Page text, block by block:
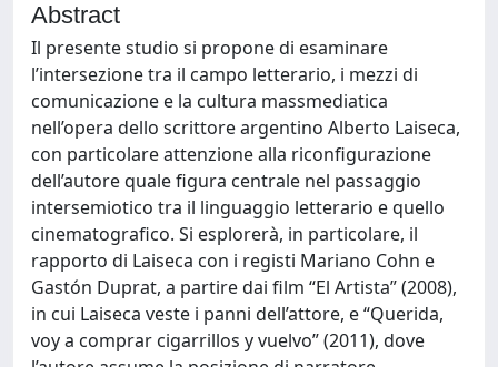
Abstract
Il presente studio si propone di esaminare
l’intersezione tra il campo letterario, i mezzi di
comunicazione e la cultura massmediatica
nell’opera dello scrittore argentino Alberto Laiseca,
con particolare attenzione alla riconfigurazione
dell’autore quale figura centrale nel passaggio
intersemiotico tra il linguaggio letterario e quello
cinematografico. Si esplorerà, in particolare, il
rapporto di Laiseca con i registi Mariano Cohn e
Gastón Duprat, a partire dai film “El Artista” (2008),
in cui Laiseca veste i panni dell’attore, e “Querida,
voy a comprar cigarrillos y vuelvo” (2011), dove